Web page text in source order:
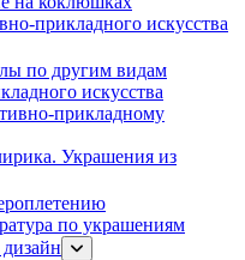
прикладного искусства
по другим видам
искусства
прикладному
Украшения из
по украшениям